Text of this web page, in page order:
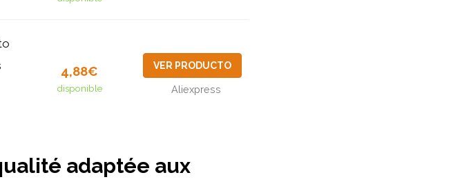
4,88€
disponible
VER PRODUCTO
Aliexpress
adaptée aux